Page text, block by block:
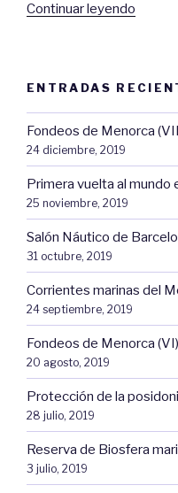
Continuar leyendo
Mahón
–
Arenal
ENTRADAS
Fondeos de Menorca
24 diciembre, 2019
Primera vuelta al mundo
25 noviembre, 2019
Salón Náutico de
31 octubre, 2019
Corrientes marinas del
24 septiembre, 2019
Fondeos de Menorca
20 agosto, 2019
Protección de la
28 julio, 2019
Reserva de Biosfera
3 julio, 2019